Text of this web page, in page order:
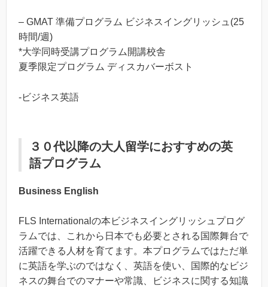
– GMAT 準備プログラム ビジネスイングリッシュ(25
時間/週)
*大学同時受講プログラム開講校舎
夏季限定プログラム ディスカバーボスト
-ビジネス英語
３０代以降の大人留学におすすめの英
語プログラム
Business English
FLS Internationalの本ビジネスイングリッシュプログ
ラムでは、これから日本でも必要とされる国際舞台で
活躍できる人材を育てます。本プログラムではただ単
に英語を学ぶのではなく、英語を使い、国際的なビジ
ネスの舞台でのマナーや常識、ビジネスに関する知識